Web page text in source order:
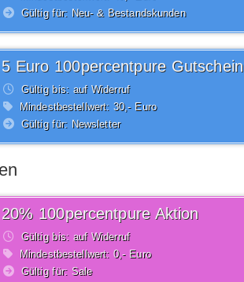
Gültig für: Neu- & Bestandskunden
5 Euro 100percentpure Gutschein
Gültig bis: auf Widerruf
Mindestbestellwert: 30,- Euro
Gültig für: Newsletter
20% 100percentpure Aktion
Gültig bis: auf Widerruf
Mindestbestellwert: 0,- Euro
Gültig für: Sale